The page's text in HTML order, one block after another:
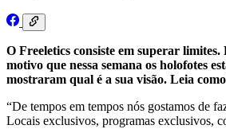
O Freeletics consiste em superar
motivo que nessa semana os holofotes
mostraram qual é a sua visão. Leia
“De tempos em tempos nós gostamos de
Locais exclusivos, programas exclusivos,